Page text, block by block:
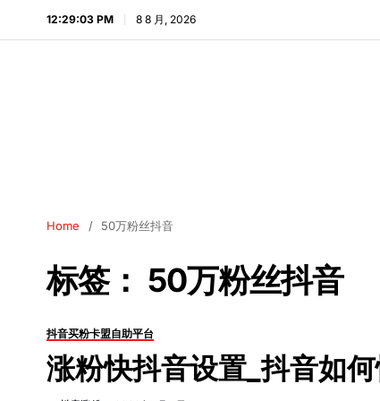
12:29:04 PM 8 8 月, 2026
Home 50万粉丝抖音
标签： 50万粉丝抖音
抖音买粉卡盟自助平台
涨粉快抖音设置_抖音如